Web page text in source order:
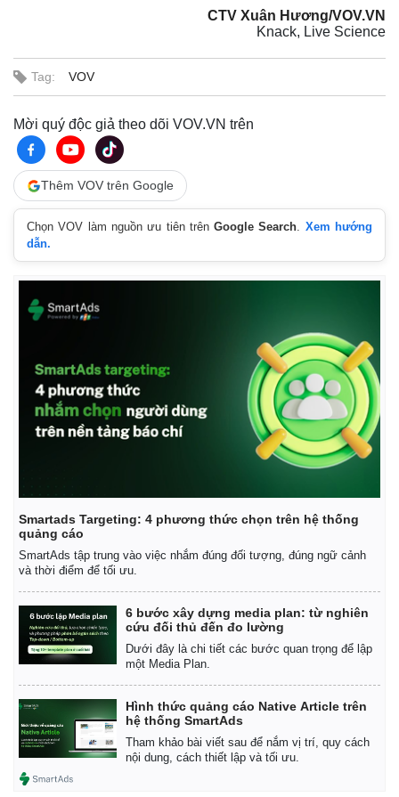
Pháp luật
Vụ án
Tin nóng
Tư vấn luật
Phân tích
CTV Xuân Hương/VOV.VN
Knack, Live Science
Tag: VOV
Mời quý độc giả theo dõi VOV.VN trên
Thêm VOV trên Google
Chọn VOV làm nguồn ưu tiên trênGoogle Search. Xem hướng
dẫn.
Smartads Targeting: 4 phương thức chọn trên hệ thống
quảng cáo
SmartAds tập trung vào việc nhắm đúng đối tượng, đúng ngữ cảnh
và thời điểm để tối ưu.
6 bước xây dựng media plan: từ nghiên
cứu đối thủ đến đo lường
Dưới đây là chi tiết các bước quan trọng để lập
một Media Plan.
Hình thức quảng cáo Native Article trên
hệ thống SmartAds
Tham khảo bài viết sau để nắm vị trí, quy cách
nội dung, cách thiết lập và tối ưu.